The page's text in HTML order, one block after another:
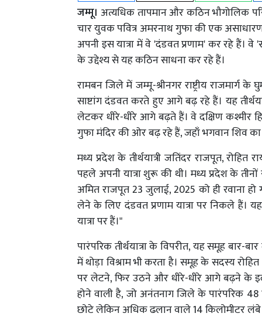
जम्मू। अत्यधिक तापमान और कठिन भौगोलिक
चार युवक पवित्र अमरनाथ गुफा की एक
अपनी इस यात्रा में वे 'दंडवत प्रणाम' कर रहे हैं।
के उद्देश्य से यह कठिन साधना कर रहे हैं।
रामबन जिले में जम्मू-श्रीनगर राष्ट्रीय राजमार्ग के
साष्टांग दंडवत करते हुए आगे बढ़ रहे हैं। यह
लेटकर धीरे-धीरे आगे बढ़ते हैं। वे दक्षिण कश्मीर
गुफा मंदिर की ओर बढ़ रहे हैं, जहाँ भगवान शिव का
मध्य प्रदेश के तीर्थयात्री जतिंदर राजपूत,
पहले अपनी यात्रा शुरू की थी। मध्य प्रदेश के
अमित राजपूत 23 जुलाई, 2025 को ही रवाना
लेने के लिए दंडवत प्रणाम यात्रा पर निकले हैं।
यात्रा पर हैं।"
पारंपरिक तीर्थयात्रा के विपरीत, यह समूह
में थोड़ा विश्राम भी करता है। समूह के सदस्य
पर लेटने, फिर उठने और धीरे-धीरे आगे बढ़ने के
होने वाली है, जो अनंतनाग जिले के पारंपरिक
छोटे लेकिन अधिक ढलान वाले 14 किलोमीटर लंबे